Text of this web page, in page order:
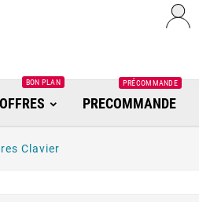
OFFRES
BON PLAN
PRECOMMANDE
PRÉCOMMANDE
Clavier